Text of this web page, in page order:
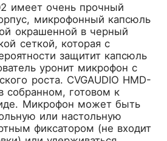
имеет очень прочный
микрофонный капсюль
окрашенной в черный
сеткой, которая с
защитит капсюль
уронит микрофон с
роста. CVGAUDIO HMD-
собранном, готовом к
Микрофон может быть
или настольную
фиксатором (не входит